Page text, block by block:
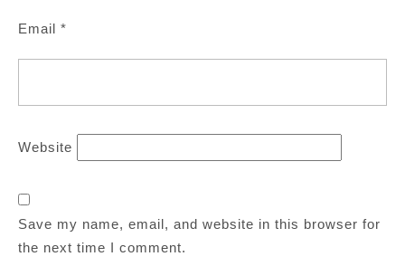
Email *
Website
Save my name, email, and website in this browser for
the next time I comment.